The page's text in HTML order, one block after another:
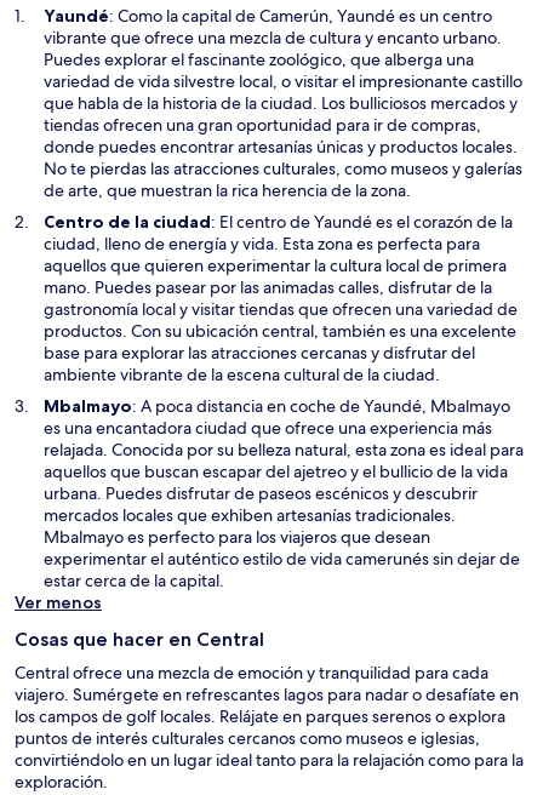
n
a
YaundéS
e
a
b
r
i
r
á
e
n
u
n
a
n
u
e
v
a
v
e
n
t
a
n
a
: Como la capital de Camerún, Yaundé es un centro
vibrante que ofrece una mezcla de cultura y encanto urbano.
Puedes explorar el fascinante zoológico, que alberga una
variedad de vida silvestre local, o visitar el impresionante castillo
que habla de la historia de la ciudad. Los bulliciosos mercados y
tiendas ofrecen una gran oportunidad para ir de compras,
donde puedes encontrar artesanías únicas y productos locales.
No te pierdas las atracciones culturales, como museos y galerías
de arte, que muestran la rica herencia de la zona.
Centro de la ciudadS
e
a
b
r
i
r
á
e
n
u
n
a
n
u
e
v
a
e
t
a
n
a
: El centro de Yaundé es el corazón de la
ciudad, lleno de energía y vida. Esta zona es perfecta para
aquellos que quieren experimentar la cultura local de primera
mano. Puedes pasear por las animadas calles, disfrutar de la
gastronomía local y visitar tiendas que ofrecen una variedad de
productos. Con su ubicación central, también es una excelente
base para explorar las atracciones cercanas y disfrutar del
ambiente vibrante de la escena cultural de la ciudad.
MbalmayoS
e
a
b
r
i
r
á
e
n
a
n
u
e
v
: A poca distancia en coche de Yaundé, Mbalmayo
es una encantadora ciudad que ofrece una experiencia más
relajada. Conocida por su belleza natural, esta zona es ideal para
aquellos que buscan escapar del ajetreo y el bullicio de la vida
urbana. Puedes disfrutar de paseos escénicos y descubrir
mercados locales que exhiben artesanías tradicionales.
Mbalmayo es perfecto para los viajeros que desean
experimentar el auténtico estilo de vida camerunés sin dejar de
estar cerca de la capital.
Ver menos
Cosas que hacer en Central
Central ofrece una mezcla de emoción y tranquilidad para cada
viajero. Sumérgete en refrescantes lagos para nadar o desafíate en
los campos de golf locales. Relájate en parques serenos o explora
puntos de interés culturales cercanos como museos e iglesias,
convirtiéndolo en un lugar ideal tanto para la relajación como para la
exploración.